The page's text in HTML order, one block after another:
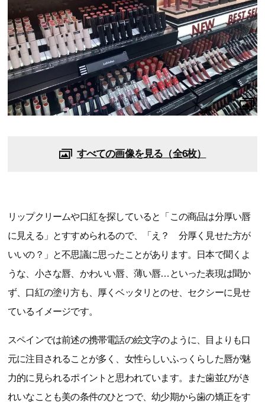
すべての画像を見る（全6枚）
リップクリームや口紅を探していると「この商品は分厚い唇
に見える」とすすめられるので、「え？ 分厚く見せた方が
いいの？」と不思議に思ったことがあります。日本で聞くよ
うな、小さな唇、かわいい唇、薄い唇…といった表現は聞か
ず、口紅の塗り方も、厚くベッタリとのせ、セクシーに見せ
ているイメージです。
スペインでは前述の携帯電話の絵文字のように、目よりも口
元に注目されることが多く、女性らしいふっくらした唇が魅
力的に見られるポイントと思われています。また歯並びがき
れいなことも美の条件のひとつで、幼少期から歯の矯正をす